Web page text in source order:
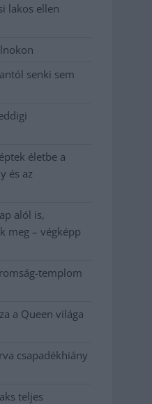
lakos ellen
senki sem
életbe a
és az
alól is,
meg – végképp
templom
a Queen világa
csapadékhiány
teljes